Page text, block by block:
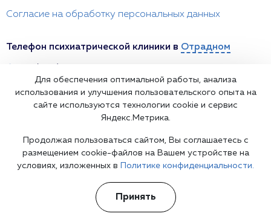
Согласие на обработку персональных данных
Телефон психиатрической клиники в Отрадном
психиатрия 24/7 Информационная служба
Отрадное, Железнодорожная улица, 17
otradnoe@psychiatr.clinic
Для обеспечения оптимальной работы, анализа
использования и улучшения пользовательского опыта на
сайте используются технологии cookie и сервис
Яндекс.Метрика.
Продолжая пользоваться сайтом, Вы соглашаетесь с
размещением cookie-файлов на Вашем устройстве на
условиях, изложенных в
Политике конфиденциальности.
Принять